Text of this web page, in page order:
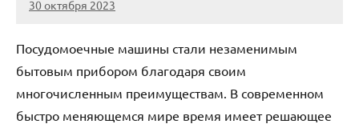
30 октября 2023
Avtor
Нет
Посудомоечные машины стали незаменимым
бытовым прибором благодаря своим
многочисленным преимуществам. В современном
быстро меняющемся мире время имеет решающее